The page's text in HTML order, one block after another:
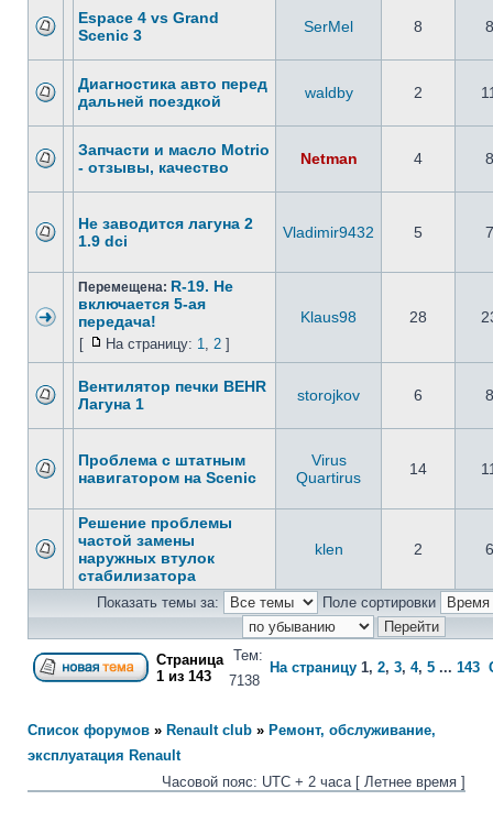
Espace 4 vs Grand
Scenic 3
SerMel 8
Диагностика авто перед
дальней поездкой
waldby 2
Запчасти и масло Motrio
- отзывы, качество
Netman 4
Не заводится лагуна 2
1.9 dci
Vladimir9432 5
Перемещена: R-19. Не
включается 5-ая
передача!
[ На страницу: 1, 2 ]
Klaus98 28
Вентилятор печки BEHR
Лагуна 1
storojkov 6
Проблема с штатным
навигатором на Scenic
Virus
Quartirus
14
Решение проблемы
частой замены
наружных втулок
стабилизатора
klen 2
Показать темы за: Поле сортировки
Страница
1 из 143
Тем:
7138
На страницу 1, 2, 3, 4, 5 ... 143
Список форумов » Renault club » Ремонт, обслуживание,
эксплуатация Renault
Часовой пояс: UTC + 2 часа [ Летнее время ]